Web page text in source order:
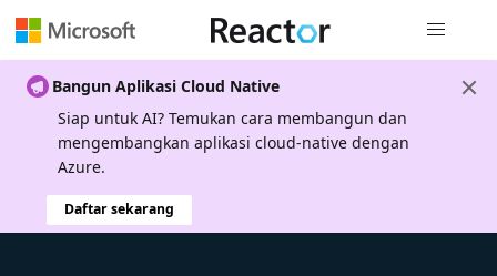
Bangun Aplikasi Cloud Native
Siap untuk AI? Temukan cara membangun dan
mengembangkan aplikasi cloud-native dengan
Azure.
Daftar sekarang